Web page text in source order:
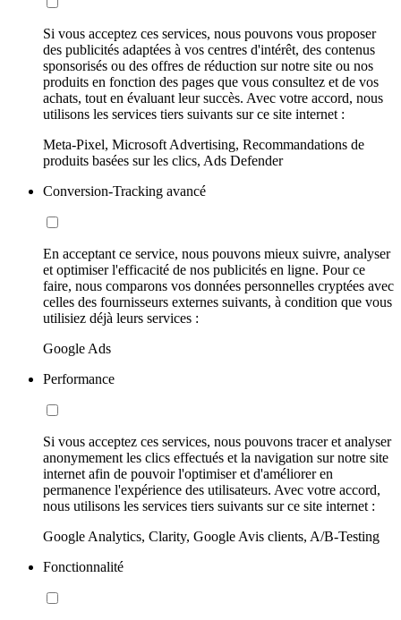
Si vous acceptez ces services, nous pouvons vous proposer
des publicités adaptées à vos centres d'intérêt, des contenus
sponsorisés ou des offres de réduction sur notre site ou nos
produits en fonction des pages que vous consultez et de vos
achats, tout en évaluant leur succès. Avec votre accord, nous
utilisons les services tiers suivants sur ce site internet :
Meta-Pixel, Microsoft Advertising, Recommandations de
produits basées sur les clics, Ads Defender
Conversion-Tracking avancé
En acceptant ce service, nous pouvons mieux suivre, analyser
et optimiser l'efficacité de nos publicités en ligne. Pour ce
faire, nous comparons vos données personnelles cryptées avec
celles des fournisseurs externes suivants, à condition que vous
utilisiez déjà leurs services :
Google Ads
Performance
Si vous acceptez ces services, nous pouvons tracer et analyser
anonymement les clics effectués et la navigation sur notre site
internet afin de pouvoir l'optimiser et d'améliorer en
permanence l'expérience des utilisateurs. Avec votre accord,
nous utilisons les services tiers suivants sur ce site internet :
Google Analytics, Clarity, Google Avis clients, A/B-Testing
Fonctionnalité